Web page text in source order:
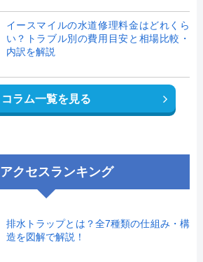
イースマイルの水道修理料金はどれくら
い？トラブル別の費用目安と相場比較・
内訳を解説
コラム一覧を見る
アクセスランキング
排水トラップとは？全7種類の仕組み・構
造を図解で解説！